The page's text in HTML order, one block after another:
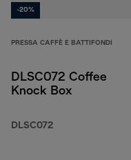
-20%
PRESSA CAFFÈ E BATTIFONDI
DLSC072 Coffee
Knock Box
DLSC072